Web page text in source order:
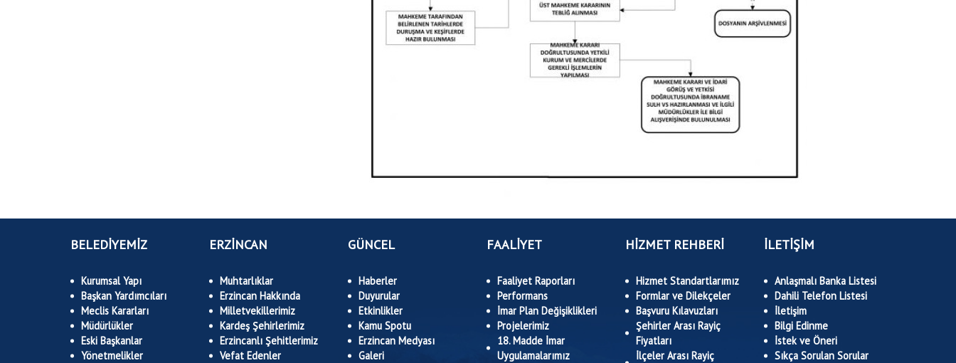
BELEDİYEMİZ
Kurumsal Yapı
Başkan Yardımcıları
Meclis Kararları
Müdürlükler
Eski Başkanlar
Yönetmelikler
ERZİNCAN
Muhtarlıklar
Erzincan Hakkında
Milletvekillerimiz
Kardeş Şehirlerimiz
Erzincanlı Şehitlerimiz
Vefat Edenler
GÜNCEL
Haberler
Duyurular
Etkinlikler
Kamu Spotu
Erzincan Medyası
Galeri
FAALİYET
Faaliyet Raporları
Performans
İmar Plan Değişiklikleri
Projelerimiz
18. Madde İmar
Uygulamalarımız
HİZMET REHBERİ
Hizmet Standartlarımız
Formlar ve Dilekçeler
Başvuru Kılavuzları
Şehirler Arası Rayiç
Fiyatları
İlçeler Arası Rayiç
İLETİŞİM
Anlaşmalı Banka Listesi
Dahili Telefon Listesi
İletişim
Bilgi Edinme
İstek ve Öneri
Sıkça Sorulan Sorular